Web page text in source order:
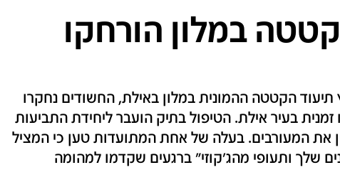
במלון הורחקו
הקטטה ההמונית במלון באילת, החשודים נחקרו
בעיר אילת. הטיפול בתיק הועבר ליחידת התביעות
את המעורבים. בעלה של אחת המתועדות טען כי המציל
שלך ותעופי מהג'קוזי" ברגעים שקדמו למהומה